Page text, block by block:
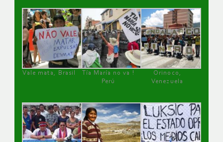
Vale mata, Brasil
Tía María no va !
Perú
Orinoco,
Venezuela